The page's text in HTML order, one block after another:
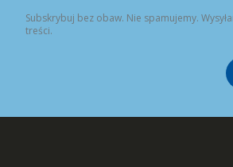
Subskrybuj bez obaw. Nie spamujemy.
treści.